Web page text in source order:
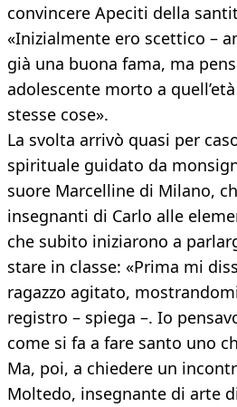
convincere Apeciti della
«Inizialmente ero scettico –
già una buona fama, ma
adolescente morto a
stesse cose».
La svolta arrivò quasi per
spirituale guidato da
suore Marcelline di Milano,
insegnanti di Carlo alle
che subito iniziarono a
stare in classe: «Prima mi
ragazzo agitato,
registro – spiega –. Io
come si fa a fare santo uno
Ma, poi, a chiedere un
Moltedo, insegnante di arte